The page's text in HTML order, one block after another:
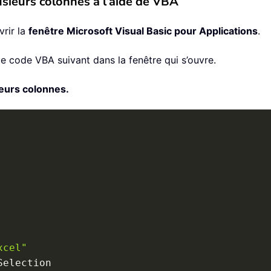
la fenêtre Microsoft Visual Basic pour Applications.
code VBA suivant dans la fenêtre qui s’ouvre.
colonnes.